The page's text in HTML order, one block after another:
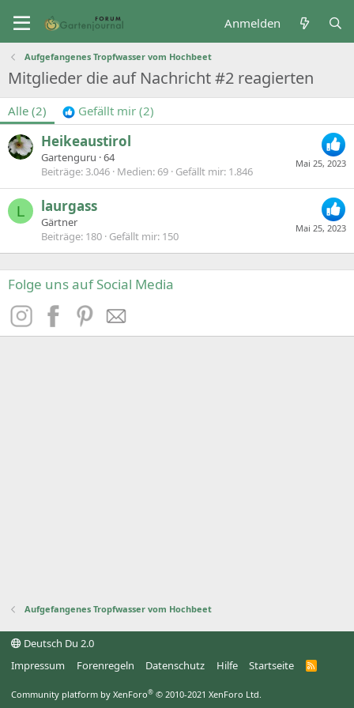
Anmelden
Aufgefangenes Tropfwasser vom Hochbeet
Mitglieder die auf Nachricht #2 reagierten
Alle (2) Gefällt mir (2)
Mai 25, 2023
Heikeaustirol
Gartenguru ·64
Beiträge 3.046 Medien 69 Gefällt mir 1.846
L
Mai 25, 2023
laurgass
Gärtner
Beiträge 180 Gefällt mir 150
Folge uns auf Social Media
Aufgefangenes Tropfwasser vom Hochbeet
Deutsch Du 2.0
Impressum
Forenregeln Datenschutz Hilfe Startseite
R
Community platform by XenForo® © 2010-2021 XenForo Ltd.